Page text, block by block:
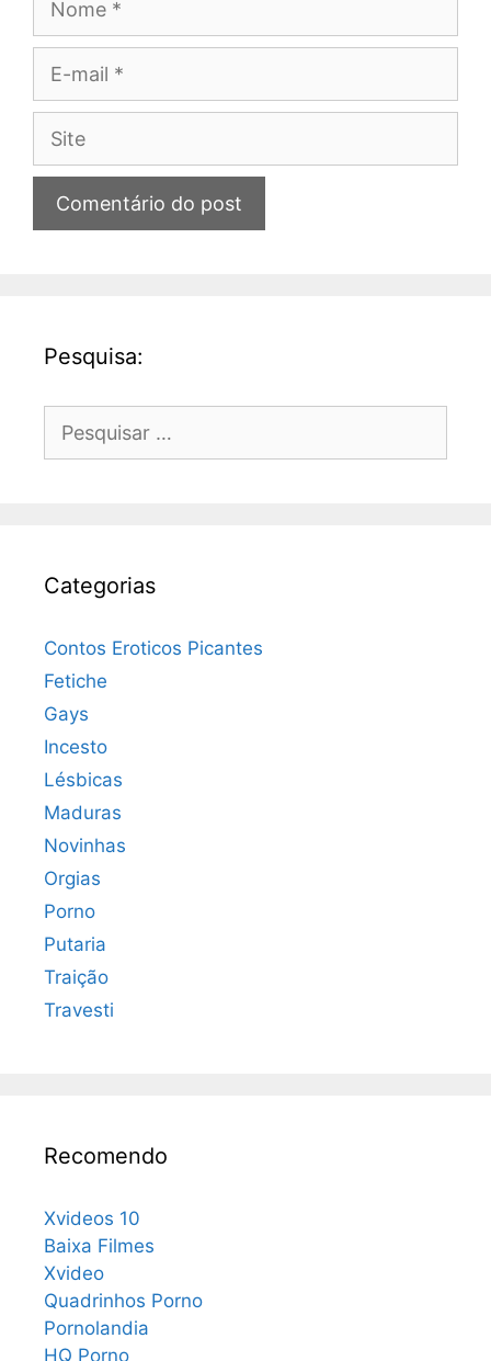
Site
Pesquisa:
por:
Categorias
Contos Eroticos Picantes
Fetiche
Gays
Incesto
Lésbicas
Maduras
Novinhas
Orgias
Porno
Putaria
Traição
Travesti
Recomendo
Xvideos 10
Baixa Filmes
Xvideo
Quadrinhos Porno
Pornolandia
HQ Porno